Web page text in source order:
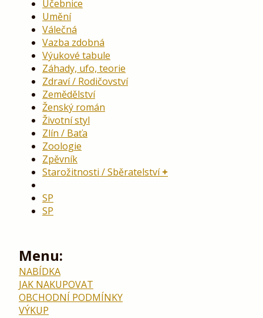
Učebnice
Umění
Válečná
Vazba zdobná
Výukové tabule
Záhady, ufo, teorie
Zdraví / Rodičovství
Zemědělství
Ženský román
Životní styl
Zlín / Baťa
Zoologie
Zpěvník
Starožitnosti / Sběratelství
SP
SP
Menu:
NABÍDKA
JAK NAKUPOVAT
OBCHODNÍ PODMÍNKY
VÝKUP